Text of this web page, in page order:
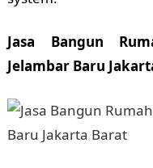
Jasa Bangun
Jelambar Baru